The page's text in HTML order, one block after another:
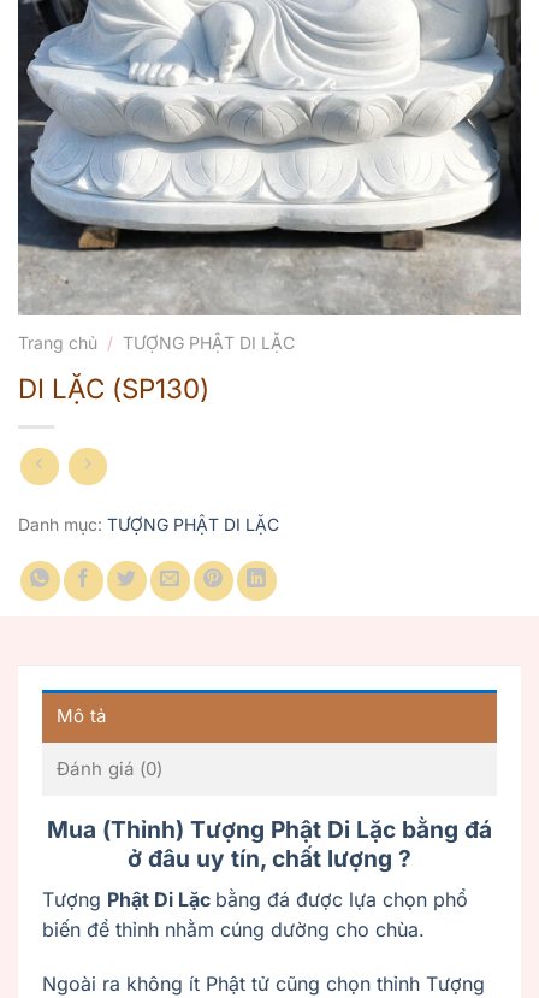
Trang chủ / TƯỢNG PHẬT DI LẶC
DI LẶC (SP130)
Danh mục: TƯỢNG PHẬT DI LẶC
Mô tả
Đánh giá (0)
Mua (Thỉnh) Tượng Phật Di Lặc bằng đá
ở đâu uy tín, chất lượng ?
Tượng Phật Di Lặc bằng đá được lựa chọn phổ
biến để thỉnh nhằm cúng dường cho chùa.
Ngoài ra không ít Phật tử cũng chọn thỉnh Tượng